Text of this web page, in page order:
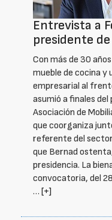
Entrevista a
presidente
Con más de 30
mueble de cocina
empresarial al
asumió a finales del
Asociación de
que coorganiza
referente del
que Bernad
presidencia. La
convocatoria, del
… [+]